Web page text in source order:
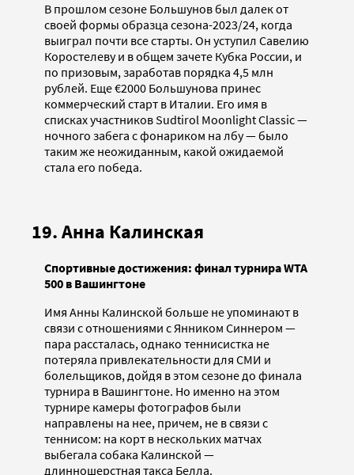
В прошлом сезоне Большунов был далек от
своей формы образца сезона-2023/24, когда
выиграл почти все старты. Он уступил Савелию
Коростелеву и в общем зачете Кубка России, и
по призовым, заработав порядка 4,5 млн
рублей. Еще €2000 Большунова принес
коммерческий старт в Италии. Его имя в
списках участников Sudtirol Moonlight Classic —
ночного забега с фонариком на лбу — было
таким же неожиданным, какой ожидаемой
стала его победа.
19. Анна Калинская
Спортивные достижения: финал турнира WTA
500 в Вашингтоне
Имя Анны Калинской больше не упоминают в
связи с отношениями с Янником Синнером —
пара рассталась, однако теннисистка не
потеряла привлекательности для СМИ и
болельщиков, дойдя в этом сезоне до финала
турнира в Вашингтоне. Но именно на этом
турнире камеры фотографов были
направлены на нее, причем, не в связи с
теннисом: на корт в нескольких матчах
выбегала собака Калинской —
длинношерстная такса Белла.